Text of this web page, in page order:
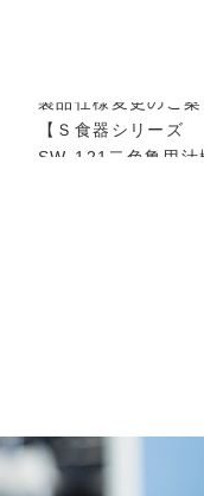
製品仕様変更のご
【Ｓ食器シリーズ
SW-121二色亀甲汁